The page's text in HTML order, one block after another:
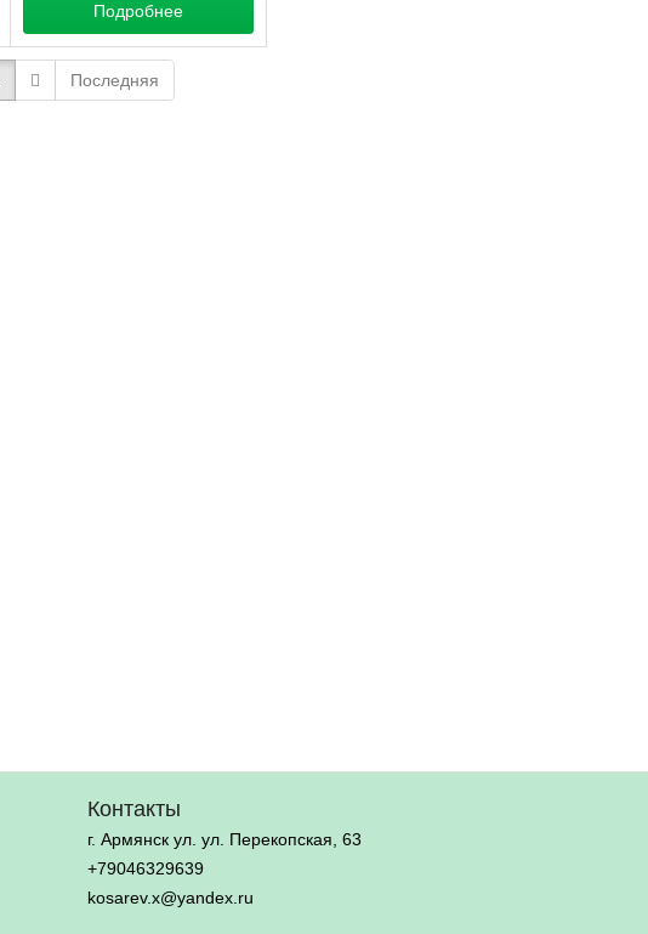
Подробнее
Последняя
Контакты
г. Армянск ул. ул. Перекопская, 63
+79046329639
kosarev.x@yandex.ru